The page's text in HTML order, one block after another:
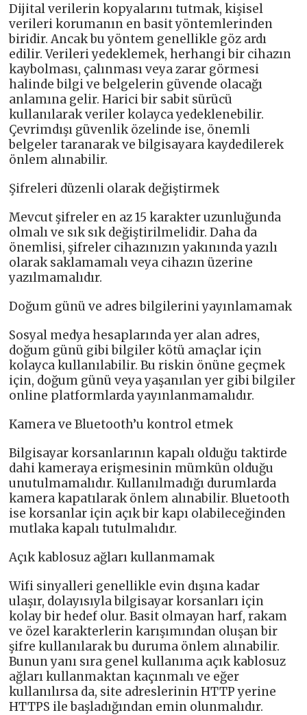
Dijital verilerin kopyalarını tutmak, kişisel
verileri korumanın en basit yöntemlerinden
biridir. Ancak bu yöntem genellikle göz ardı
edilir. Verileri yedeklemek, herhangi bir cihazın
kaybolması, çalınması veya zarar görmesi
halinde bilgi ve belgelerin güvende olacağı
anlamına gelir. Harici bir sabit sürücü
kullanılarak veriler kolayca yedeklenebilir.
Çevrimdışı güvenlik özelinde ise, önemli
belgeler taranarak ve bilgisayara kaydedilerek
önlem alınabilir.
Şifreleri düzenli olarak değiştirmek
Mevcut şifreler en az 15 karakter uzunluğunda
olmalı ve sık sık değiştirilmelidir. Daha da
önemlisi, şifreler cihazınızın yakınında yazılı
olarak saklamamalı veya cihazın üzerine
yazılmamalıdır.
Doğum günü ve adres bilgilerini yayınlamamak
Sosyal medya hesaplarında yer alan adres,
doğum günü gibi bilgiler kötü amaçlar için
kolayca kullanılabilir. Bu riskin önüne geçmek
için, doğum günü veya yaşanılan yer gibi bilgiler
online platformlarda yayınlanmamalıdır.
Kamera ve Bluetooth’u kontrol etmek
Bilgisayar korsanlarının kapalı olduğu taktirde
dahi kameraya erişmesinin mümkün olduğu
unutulmamalıdır. Kullanılmadığı durumlarda
kamera kapatılarak önlem alınabilir. Bluetooth
ise korsanlar için açık bir kapı olabileceğinden
mutlaka kapalı tutulmalıdır.
Açık kablosuz ağları kullanmamak
Wifi sinyalleri genellikle evin dışına kadar
ulaşır, dolayısıyla bilgisayar korsanları için
kolay bir hedef olur. Basit olmayan harf, rakam
ve özel karakterlerin karışımından oluşan bir
şifre kullanılarak bu duruma önlem alınabilir.
Bunun yanı sıra genel kullanıma açık kablosuz
ağları kullanmaktan kaçınmalı ve eğer
kullanılırsa da, site adreslerinin HTTP yerine
HTTPS ile başladığından emin olunmalıdır.